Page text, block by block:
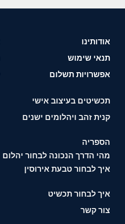
אודותינו
תנאי שימוש
אפשרויות תשלום
תכשיטים בעיצוב אישי
קנית זהב ויהלומים ישנים
הספריה
מהי הדרך הנכונה לבחור יהלום
איך לבחור טבעת אירוסין
איך לבחור תכשיט
צור קשר